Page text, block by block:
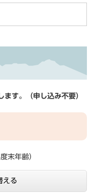
す。（申し込み不要）
末年齢）
える